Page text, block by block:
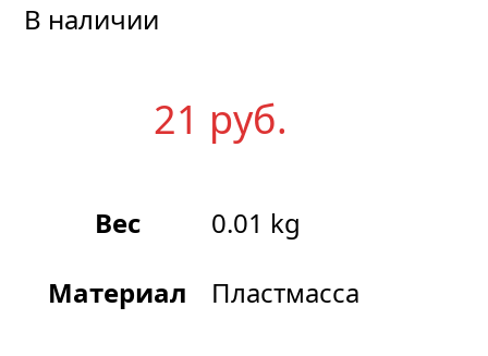
В наличии
21 руб.
Вес
0.01 kg
Материал
Пластмасса